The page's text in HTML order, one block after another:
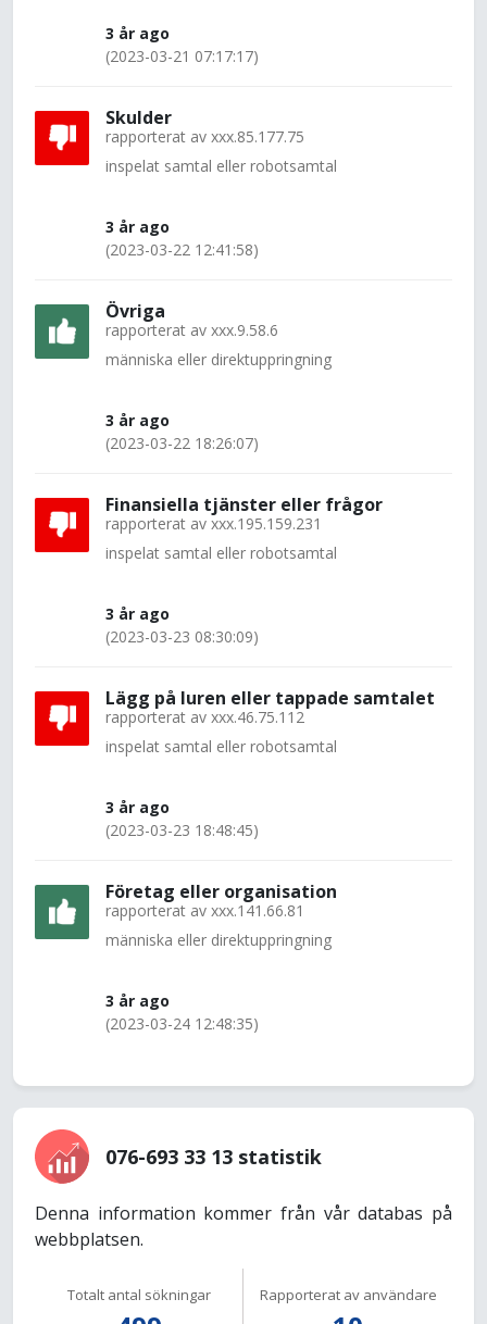
3 år ago
(2023-03-21 07:17:17)
Skulder
rapporterat av xxx.85.177.75
inspelat samtal eller robotsamtal
3 år ago
(2023-03-22 12:41:58)
Övriga
rapporterat av xxx.9.58.6
människa eller direktuppringning
3 år ago
(2023-03-22 18:26:07)
Finansiella tjänster eller frågor
rapporterat av xxx.195.159.231
inspelat samtal eller robotsamtal
3 år ago
(2023-03-23 08:30:09)
Lägg på luren eller tappade samtalet
rapporterat av xxx.46.75.112
inspelat samtal eller robotsamtal
3 år ago
(2023-03-23 18:48:45)
Företag eller organisation
rapporterat av xxx.141.66.81
människa eller direktuppringning
3 år ago
(2023-03-24 12:48:35)
076-693 33 13 statistik
Denna information kommer från vår databas på
webbplatsen.
Totalt antal sökningar Rapporterat av användare